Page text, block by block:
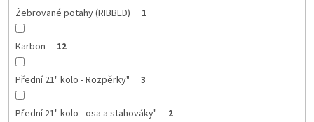
Žebrované potahy (RIBBED) 1
Karbon 12
Přední 21" kolo - Rozpěrky" 3
Přední 21" kolo - osa a stahováky" 2